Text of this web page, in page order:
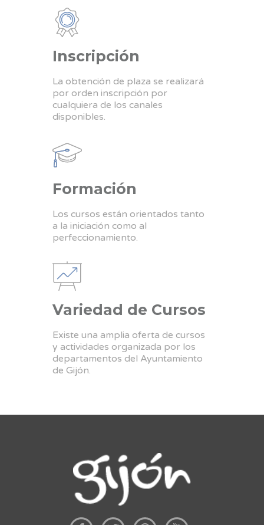
Inscripción
La obtención de plaza se realizará
por orden inscripción por
cualquiera de los canales
disponibles.
Formación
Los cursos están orientados tanto
a la iniciación como al
perfeccionamiento.
Variedad de Cursos
Existe una amplia oferta de cursos
y actividades organizada por los
departamentos del Ayuntamiento
de Gijón.